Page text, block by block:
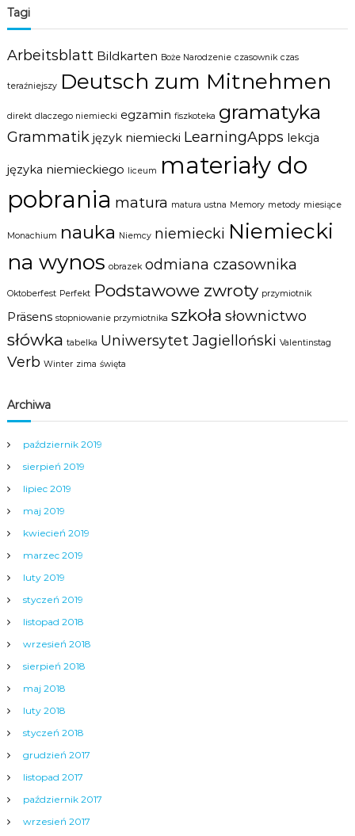
Tagi
Arbeitsblatt Bildkarten Boże Narodzenie czasownik czas
teraźniejszy Deutsch zum Mitnehmen
direkt dlaczego niemiecki egzamin fiszkoteka gramatyka
Grammatik język niemiecki LearningApps lekcja
języka niemieckiego liceum
materiały do
pobrania matura matura ustna Memory metody miesiące
Monachium nauka Niemcy niemiecki Niemiecki
na wynos obrazek odmiana czasownika
Oktoberfest Perfekt Podstawowe zwroty przymiotnik
Präsens stopniowanie przymiotnika szkoła słownictwo
słówka tabelka Uniwersytet Jagielloński Valentinstag
Verb Winter zima święta
Archiwa
październik 2019
sierpień 2019
lipiec 2019
maj 2019
kwiecień 2019
marzec 2019
luty 2019
styczeń 2019
listopad 2018
wrzesień 2018
sierpień 2018
maj 2018
luty 2018
styczeń 2018
grudzień 2017
listopad 2017
październik 2017
wrzesień 2017